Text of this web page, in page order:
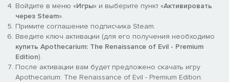
Войдите в меню «Игры» и выберите пункт «Активировать
через Steam».
Примите соглашение подписчика Steam.
Введите ключ активации (для его получения необходимо
купить Apothecarium: The Renaissance of Evil - Premium
Edition).
После активации вам будет предложено скачать игру
Apothecarium: The Renaissance of Evil - Premium Edition.